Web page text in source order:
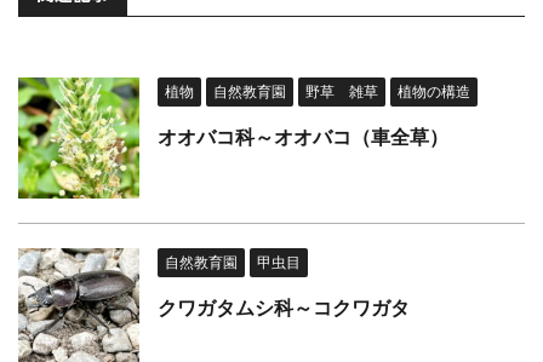
植物 自然教育園 野草 雑草 植物の構造
オオバコ科～オオバコ（車全草）
自然教育園 甲虫目
クワガタムシ科～コクワガタ